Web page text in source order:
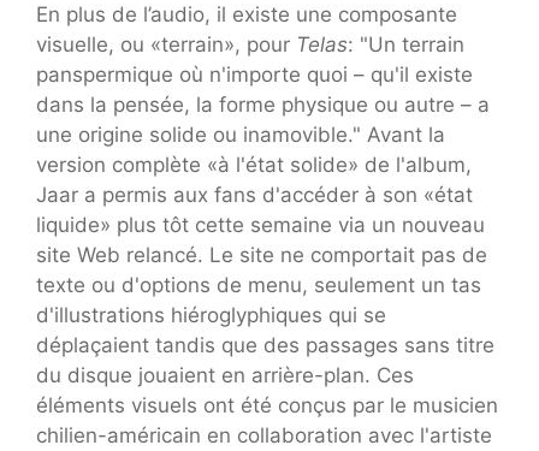
En plus de l’audio, il existe une composante
visuelle, ou «terrain», pour Telas: "Un terrain
panspermique où n'importe quoi – qu'il existe
dans la pensée, la forme physique ou autre – a
une origine solide ou inamovible." Avant la
version complète «à l'état solide» de l'album,
Jaar a permis aux fans d'accéder à son «état
liquide» plus tôt cette semaine via un nouveau
site Web relancé. Le site ne comportait pas de
texte ou d'options de menu, seulement un tas
d'illustrations hiéroglyphiques qui se
déplaçaient tandis que des passages sans titre
du disque jouaient en arrière-plan. Ces
éléments visuels ont été conçus par le musicien
chilien-américain en collaboration avec l'artiste